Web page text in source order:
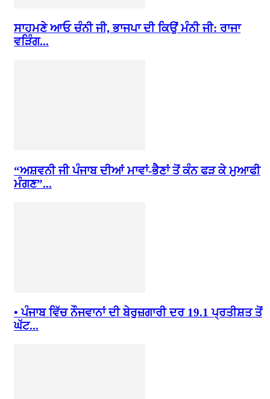
ਸਾਹਮਣੇ ਆਓ ਚੰਨੀ ਜੀ, ਭਾਜਪਾ ਦੀ ਕਿਉਂ ਮੰਨੀ ਜੀ: ਰਾਜਾ
ਵੜਿੰਗ...
“ਅਸ਼ਵਨੀ ਜੀ ਪੰਜਾਬ ਦੀਆਂ ਮਾਵਾਂ-ਭੈਣਾਂ ਤੋਂ ਕੰਨ ਫੜ ਕੇ ਮੁਆਫੀ
ਮੰਗਣ”...
• ਪੰਜਾਬ ਵਿੱਚ ਨੌਜਵਾਨਾਂ ਦੀ ਬੇਰੁਜ਼ਗਾਰੀ ਦਰ 19.1 ਪ੍ਰਤੀਸ਼ਤ ਤੋਂ
ਘੱਟ...